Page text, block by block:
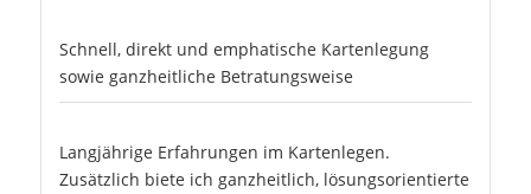
Schnell, direkt und emphatische Kartenlegung
sowie ganzheitliche Betratungsweise
Langjährige Erfahrungen im Kartenlegen.
Zusätzlich biete ich ganzheitlich, lösungsorientierte